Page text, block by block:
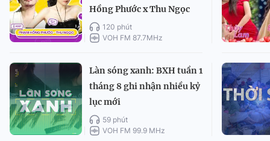
Hồng Phước x Thu Ngọc
120 phút
VOH FM 87.7MHz
Làn sóng xanh: BXH tuần 1
tháng 8 ghi nhận nhiều kỷ
lục mới
59 phút
VOH FM 99.9 MHz